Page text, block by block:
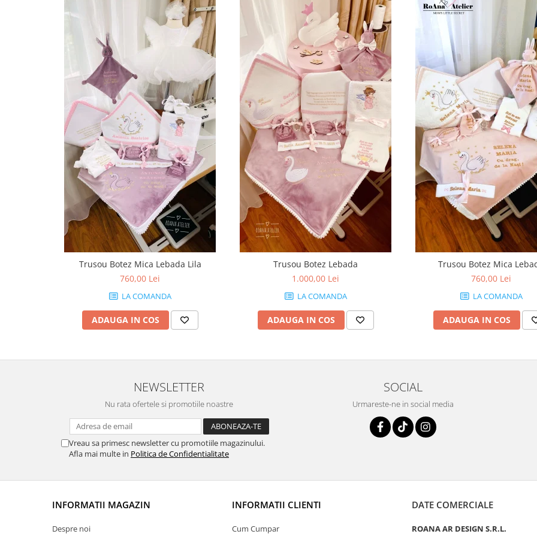
Trusou Botez Mica Lebada Lila
760,00 Lei
LA COMANDA
ADAUGA IN COS
Trusou Botez Lebada
1.000,00 Lei
LA COMANDA
ADAUGA IN COS
Trusou Botez Mica
760,00 Lei
LA COMANDA
ADAUGA IN COS
NEWSLETTER
Nu rata ofertele si promotiile noastre
Vreau sa primesc newsletter cu promotiile magazinului.
Afla mai multe in Politica de Confidentialitate
SOCIAL
Urmareste-ne in social media
INFORMATII MAGAZIN
Despre noi
INFORMATII CLIENTI
Cum Cumpar
DATE COMERCIALE
ROANA AR DESIGN S.R.L.